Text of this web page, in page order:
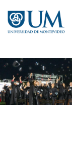
contenido
principal